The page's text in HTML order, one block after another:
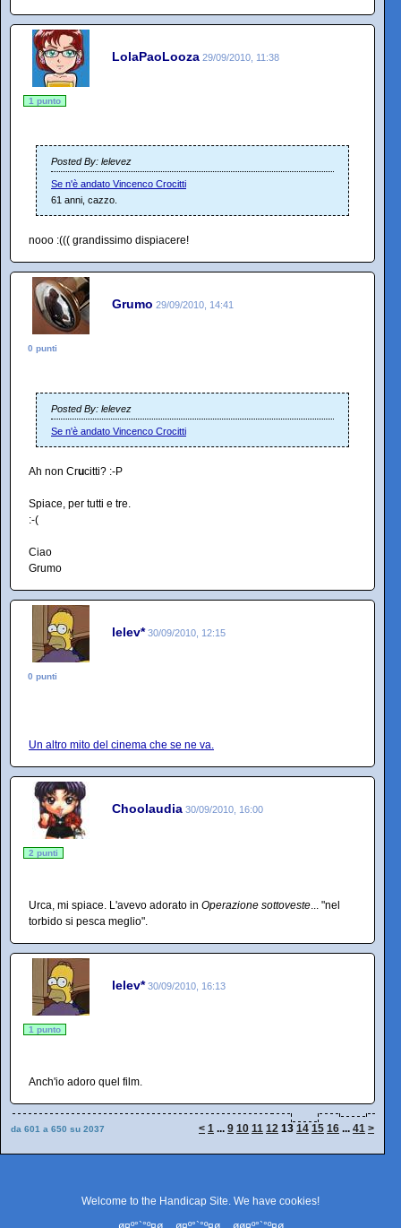
LolaPaoLooza 29/09/2010, 11:38
1 punto
Posted By: lelevez
Se n'è andato Vincenco Crocitti
61 anni, cazzo.
nooo :((( grandissimo dispiacere!
Grumo 29/09/2010, 14:41
0 punti
Posted By: lelevez
Se n'è andato Vincenco Crocitti
Ah non Crucitti? :-P
Spiace, per tutti e tre.
:-(
Ciao
Grumo
lelev* 30/09/2010, 12:15
0 punti
Un altro mito del cinema che se ne va.
Choolaudia 30/09/2010, 16:00
2 punti
Urca, mi spiace. L'avevo adorato in Operazione sottoveste... "nel
torbido si pesca meglio".
lelev* 30/09/2010, 16:13
1 punto
Anch'io adoro quel film.
da 601 a 650 su 2037 < 1 ... 9 10 11 12 13 14 15 16 ... 41 >
Welcome to the Handicap Site. We have cookies!